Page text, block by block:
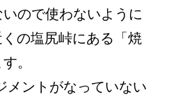
ので使わないように
の塩尻峠にある「焼
。
メントがなっていない